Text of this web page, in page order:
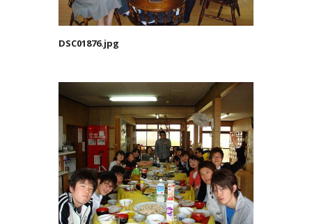
DSC01876.jpg